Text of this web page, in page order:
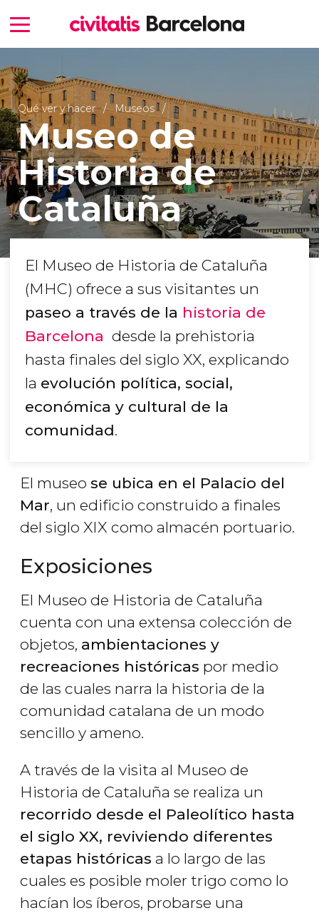
Qué ver y hacer Museos
Museo de
Historia de
Cataluña
El Museo de Historia de Cataluña
(MHC) ofrece a sus visitantes un
paseo a través de la historia de
Barcelona desde la prehistoria
hasta finales del siglo XX, explicando
la evolución política, social,
económica y cultural de la
comunidad.
El museo se ubica en el Palacio del
Mar, un edificio construido a finales
del siglo XIX como almacén portuario.
Exposiciones
El Museo de Historia de Cataluña
cuenta con una extensa colección de
objetos, ambientaciones y
recreaciones históricas por medio
de las cuales narra la historia de la
comunidad catalana de un modo
sencillo y ameno.
A través de la visita al Museo de
Historia de Cataluña se realiza un
recorrido desde el Paleolítico hasta
el siglo XX, reviviendo diferentes
etapas históricas a lo largo de las
cuales es posible moler trigo como lo
hacían los íberos, probarse una